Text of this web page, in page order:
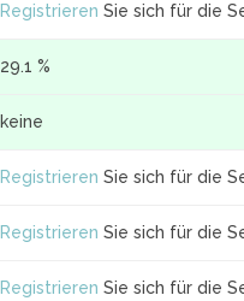
Registrieren Sie sich für die
29.1 %
keine
Registrieren Sie sich für die
Registrieren Sie sich für die
Registrieren Sie sich für die